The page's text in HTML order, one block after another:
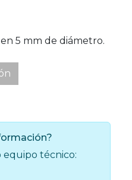
5 mm de diámetro.
técnico: